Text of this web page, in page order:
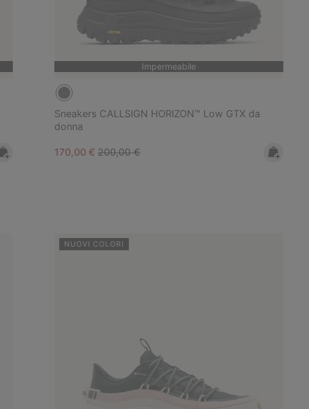
Impermeabile
Sneakers CALLSIGN HORIZON™ Low GTX da
donna
Sale price:
170,00 €Regular price:
200,00 €
NUOVI COLORI